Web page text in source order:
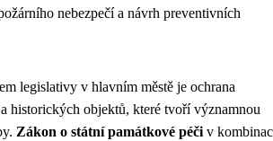
nebezpečí a návrh preventivních
legislativy v hlavním městě je ochrana
historických objektů, které tvoří významnou
Zákon o státní památkové péči v